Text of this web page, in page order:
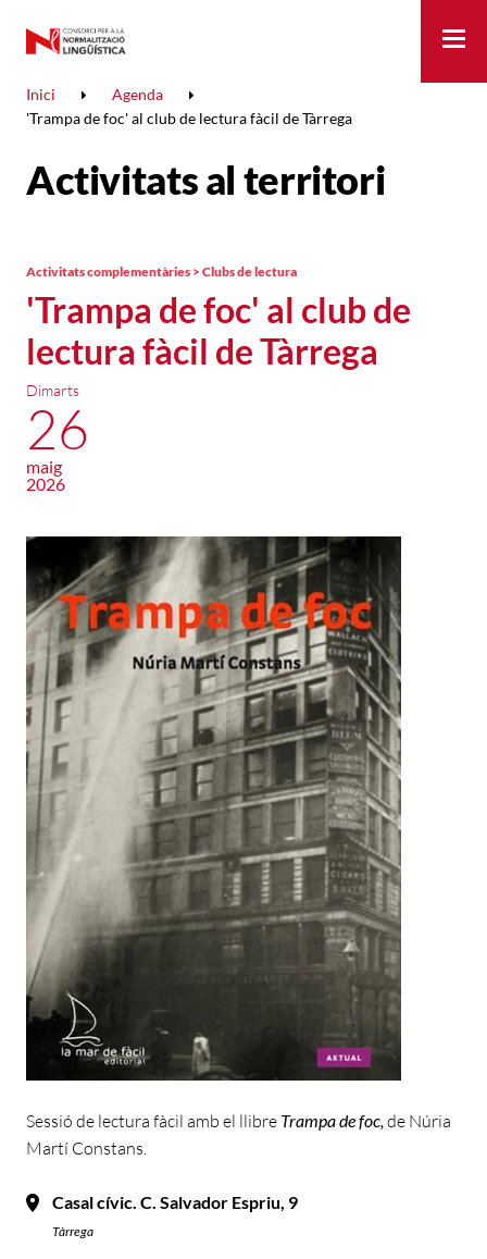
Inici
Agenda
'Trampa de foc' al club de lectura fàcil de Tàrrega
Activitats al territori
'Trampa de foc' al club de
lectura fàcil de Tàrrega
Activitats complementàries > Clubs de lectura
Dimarts
26
maig
2026
Sessió de lectura fàcil amb el llibre Trampa de foc,de Núria
Martí Constans.
Casal cívic. C. Salvador Espriu, 9
Tàrrega